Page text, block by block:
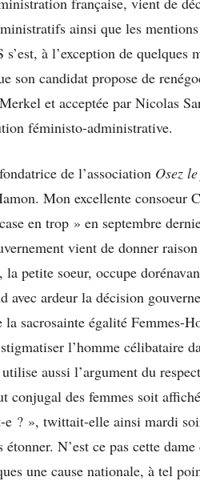
ainsi que les
à l’exception de quelques
son candidat propose de
et acceptée par Nicolas
féministo-administrative.
de l’association Osez
Mon excellente consoeur
en trop » en septembre
vient de donner
petite soeur, occupe
avec ardeur la décision
sacrosainte égalité Femmes-
l’homme célibataire
aussi l’argument du
conjugal des femmes soit
? », twittait-elle ainsi mardi
N’est ce pas cette
une cause nationale, à tel